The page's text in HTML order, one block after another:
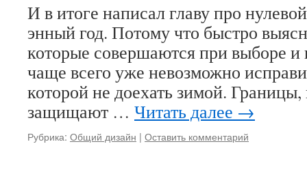
И в итоге написал главу про
энный год. Потому что быстро
которые совершаются при выборе и
чаще всего уже невозможно
которой не доехать зимой.
защищают … Читать далее →
Рубрика: Общий дизайн | Оставить комментарий